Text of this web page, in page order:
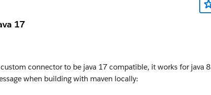
17
connector to be java 17 compatible, it works for java 8
when building with maven locally: